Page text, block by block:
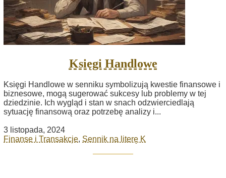
Księgi Handlowe
Księgi Handlowe w senniku symbolizują kwestie finansowe i
biznesowe, mogą sugerować sukcesy lub problemy w tej
dziedzinie. Ich wygląd i stan w snach odzwierciedlają
sytuację finansową oraz potrzebę analizy i...
3 listopada, 2024
Finanse i Transakcje, Sennik na literę K